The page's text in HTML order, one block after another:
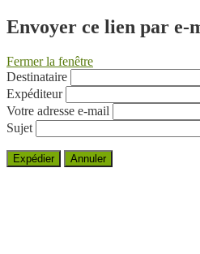
Envoyer ce lien par e-
Fermer la fenêtre
Destinataire
Expéditeur
Votre adresse e-mail
Sujet
Expédier Annuler